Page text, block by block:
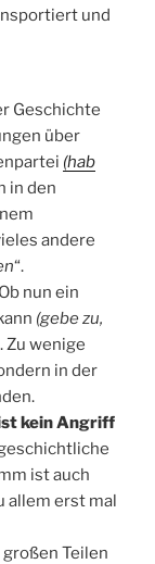
und
Geschichte
über
(hab
in den
andere
“.
nun ein
(gebe zu,
Zu wenige
in der
kein Angriff
ist auch
allem erst mal
Teilen